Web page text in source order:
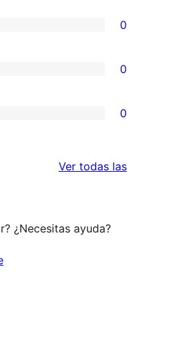
0
0
0
Ver todas lasreseñas
¿Necesitas ayuda?